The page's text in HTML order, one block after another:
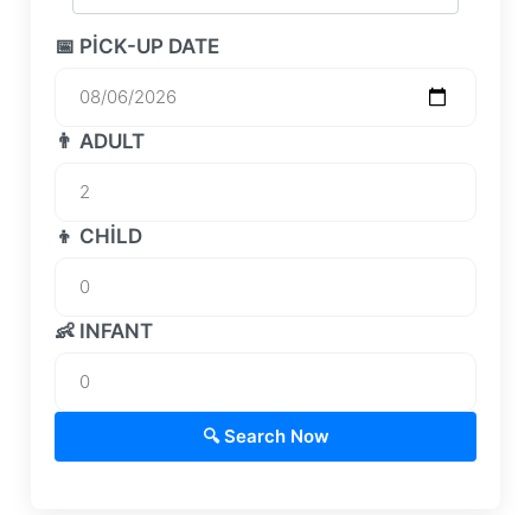
📅 PICK-UP DATE
👨 ADULT
👦 CHILD
👶 INFANT
🔍 Search Now